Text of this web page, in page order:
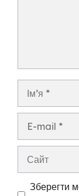
Ім’я
Сайт
Зберегти